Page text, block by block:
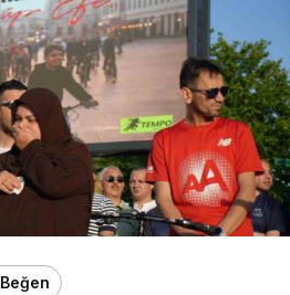
Beğen